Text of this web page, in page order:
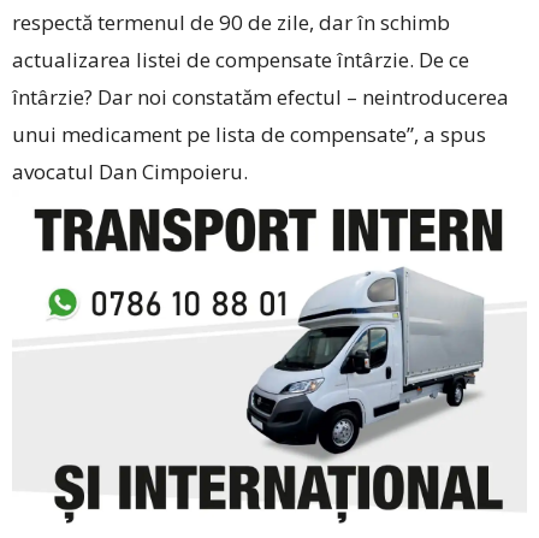
respectă termenul de 90 de zile, dar în schimb
actualizarea listei de compensate întârzie. De ce
întârzie? Dar noi constatăm efectul – neintroducerea
unui medicament pe lista de compensate”, a spus
avocatul Dan Cimpoieru.